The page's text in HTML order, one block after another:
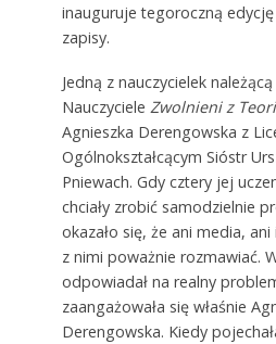
inauguruje tegoroczną
zapisy.
Jedną z nauczycielek
Nauczyciele Zwolnieni z
Agnieszka Derengowska z
Ogólnokształcącym Sióstr
Pniewach. Gdy cztery jej
chciały zrobić samodzielnie
okazało się, że ani media, ani
z nimi poważnie rozmawiać.
odpowiadał na realny
zaangażowała się właśnie
Derengowska. Kiedy